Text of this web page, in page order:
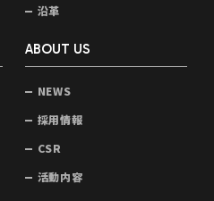
沿革
ABOUT US
NEWS
採用情報
CSR
活動内容